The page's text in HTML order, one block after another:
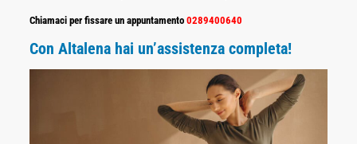
Chiamaci per fissare un appuntamento 0289400640
Con Altalena hai un’assistenza completa!